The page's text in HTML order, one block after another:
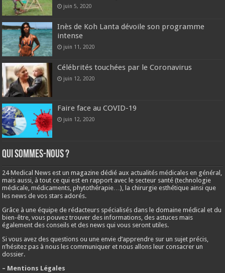
juin 5, 2020
Inès de Koh Lanta dévoile son programme
intense
juin 11, 2020
Célébrités touchées par le Coronavirus
juin 12, 2020
Faire face au COVID-19
juin 12, 2020
Qui sommes-nous ?
24 Medical News est un magazine dédié aux actualités médicales en général,
mais aussi, à tout ce qui est en rapport avec le secteur santé (technologie
médicale, médicaments, phytothérapie…), la chirurgie esthétique ainsi que
les news de vos stars adorés.
Grâce à une équipe de rédacteurs spécialisés dans le domaine médical et du
bien-être, vous pouvez trouver des informations, des astuces mais
également des conseils et des news qui vous seront utiles.
Si vous avez des questions ou une envie d’apprendre sur un sujet précis,
n’hésitez pas à nous les communiquer et nous allons leur consacrer un
dossier.
– Mentions Légales